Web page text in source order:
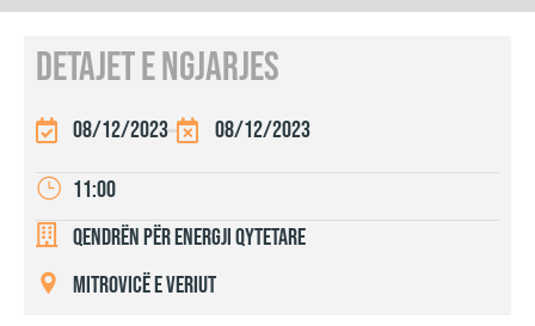
DETAJET E NGJARJES
08/12/2023 08/12/2023
11:00
Qendrën për Energji Qytetare
Mitrovicë e Veriut